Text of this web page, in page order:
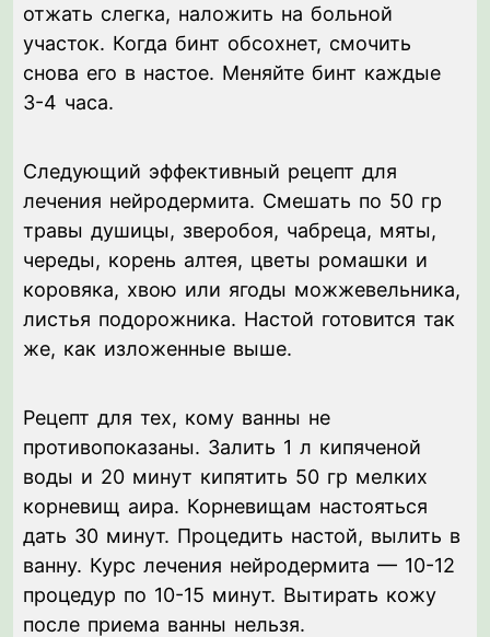
отжать слегка, наложить на больной
участок. Когда бинт обсохнет, смочить
снова его в настое. Меняйте бинт каждые
3-4 часа.
Следующий эффективный рецепт для
лечения нейродермита. Смешать по 50 гр
травы душицы, зверобоя, чабреца, мяты,
череды, корень алтея, цветы ромашки и
коровяка, хвою или ягоды можжевельника,
листья подорожника. Настой готовится так
же, как изложенные выше.
Рецепт для тех, кому ванны не
противопоказаны. Залить 1 л кипяченой
воды и 20 минут кипятить 50 гр мелких
корневищ аира. Корневищам настояться
дать 30 минут. Процедить настой, вылить в
ванну. Курс лечения нейродермита — 10-12
процедур по 10-15 минут. Вытирать кожу
после приема ванны нельзя.